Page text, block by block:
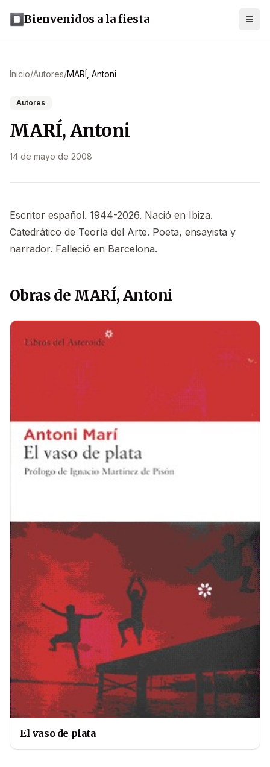
Bienvenidos a la fiesta
Inicio/Autores/MARÍ, Antoni
Autores
MARÍ, Antoni
14 de mayo de 2008
Escritor español. 1944-2026. Nació en Ibiza.
Catedrático de Teoría del Arte. Poeta, ensayista y
narrador. Falleció en Barcelona.
Obras de MARÍ, Antoni
El vaso de plata